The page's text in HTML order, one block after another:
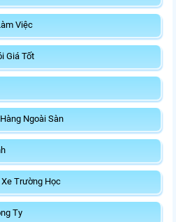
Việc
Giá Tốt
Ngoài Sàn
Xe Trường Học
Ty